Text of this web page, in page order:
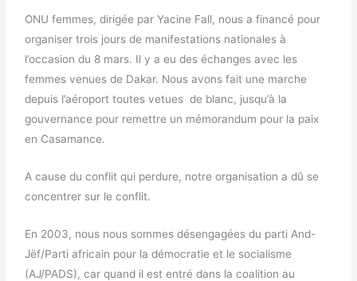
ONU femmes, dirigée par Yacine Fall, nous a financé pour
organiser trois jours de manifestations nationales à
l’occasion du 8 mars. Il y a eu des échanges avec les
femmes venues de Dakar. Nous avons fait une marche
depuis l’aéroport toutes vetues de blanc, jusqu’à la
gouvernance pour remettre un mémorandum pour la paix
en Casamance.
A cause du conflit qui perdure, notre organisation a dû se
concentrer sur le conflit.
En 2003, nous nous sommes désengagées du parti And-
Jëf/Parti africain pour la démocratie et le socialisme
(AJ/PADS), car quand il est entré dans la coalition au